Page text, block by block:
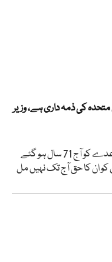
متحدہ کی ذمہ داری ہے، وزیر
اقوام عالم کے کشمیریوں کے ساتھ کئے وعدے کو آج 71 سال ہو گئے
ان کا حق آج تک نہیں مل